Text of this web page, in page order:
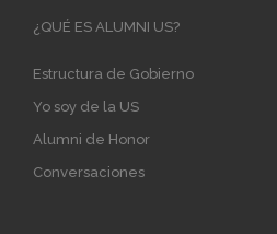
Main
¿QUÉ ES ALUMNI US?
Estructura de Gobierno
Yo soy de la US
Alumni de Honor
Conversaciones